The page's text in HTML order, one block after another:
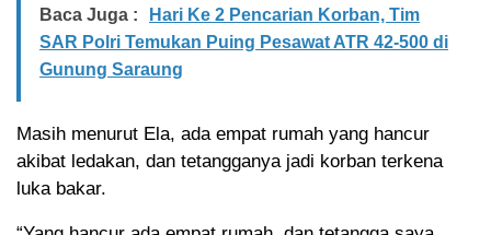
Baca Juga :
Hari Ke 2 Pencarian Korban, Tim
SAR Polri Temukan Puing Pesawat ATR 42-500 di
Gunung Saraung
Masih menurut Ela, ada empat rumah yang hancur
akibat ledakan, dan tetangganya jadi korban terkena
luka bakar.